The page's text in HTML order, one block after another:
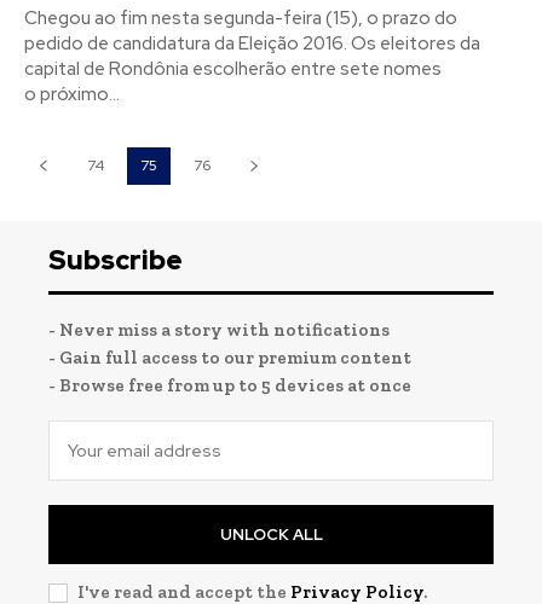
Chegou ao fim nesta segunda-feira (15), o prazo do
pedido de candidatura da Eleição 2016. Os eleitores da
capital de Rondônia escolherão entre sete nomes
o próximo...
74 75 76
Subscribe
- Never miss a story with notifications
- Gain full access to our premium content
- Browse free from up to 5 devices at once
UNLOCK ALL
I've read and accept the Privacy Policy.